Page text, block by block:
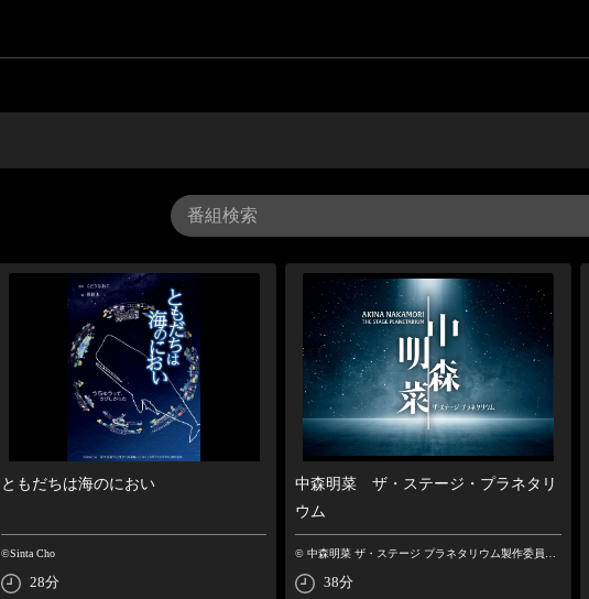
ともだちは海のにおい
©Sinta Cho
28分
中森明菜 ザ・ステージ・プラネタリ
ウム
© 中森明菜 ザ・ステージ プラネタリウム製作委員会 映像提供：ＮＨＫ／ＨＺ ＶＩＬＬＡＧＥ【短縮】
38分